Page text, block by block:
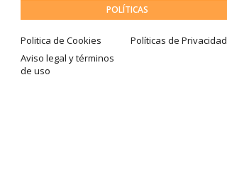
POLÍTICAS
Politica de Cookies
Políticas de Privacidad
Aviso legal y términos
de uso